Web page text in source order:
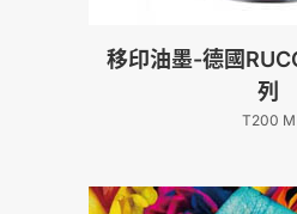
移印油墨-德國
列
T200 M